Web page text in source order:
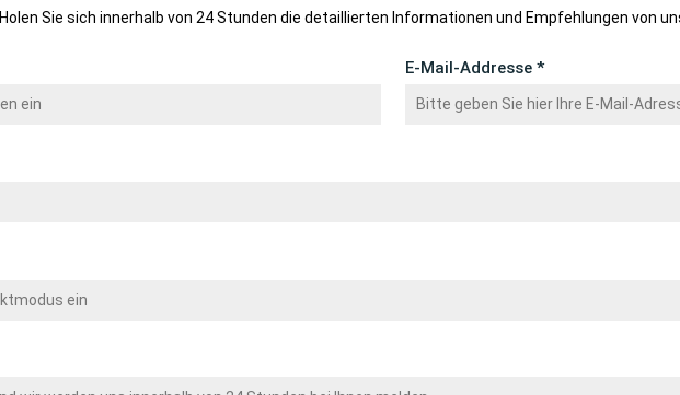
Holen Sie sich innerhalb von 24 Stunden die detaillierten Informationen und Empfehlungen von
E-Mail-Addresse *